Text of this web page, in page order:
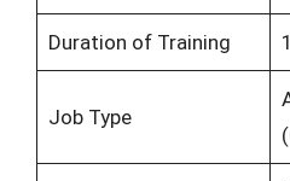
Duration of Training
Job Type